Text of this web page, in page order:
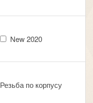
New 2020
Резьба по корпусу